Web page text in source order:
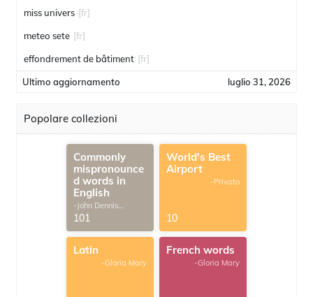
miss univers [fr]
meteo sete [fr]
effondrement de bâtiment [fr]
Ultimo aggiornamento luglio 31, 2026
Popolare collezioni
Commonly
mispronounce
d words in
English
-John Dennis
G.Thomas
101
World's Best
Airport
-Privato
10
Latin
-Gloria Mary
French words
-Gloria Mary